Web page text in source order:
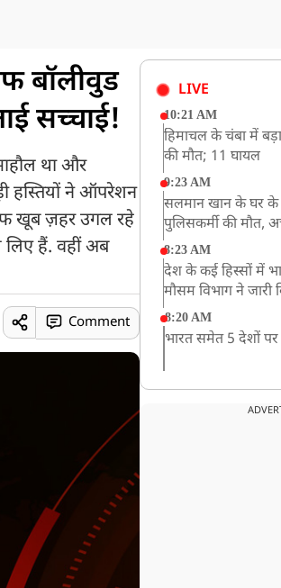
बॉलीवुड
सच्चाई!
था और
हस्तियों ने ऑपरेशन
खूब ज़हर उगल रहे
लिए हैं. वहीं अब
Comment
LIVE
10:21 AM
हिमाचल के चंबा में
की मौत; 11 घायल
9:23 AM
सलमान खान के घर के
पुलिसकर्मी की मौत,
8:23 AM
देश के कई हिस्सों में
मौसम विभाग ने जारी
8:20 AM
भारत समेत 5 देशों
PM मोदी आज IIT